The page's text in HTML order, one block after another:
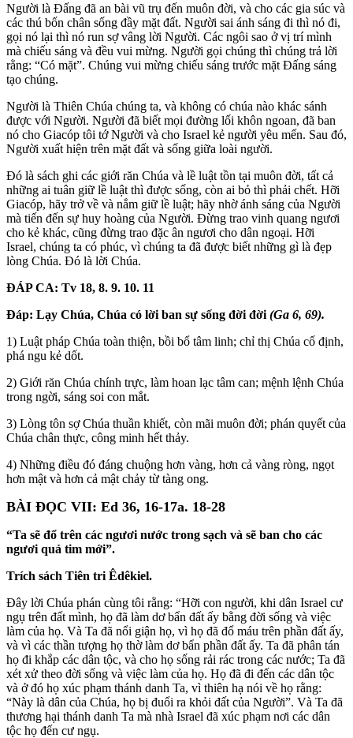
Người là Đấng đã an bài vũ trụ đến muôn đời, và cho các gia súc và
các thú bốn chân sống đầy mặt đất. Người sai ánh sáng đi thì nó đi,
gọi nó lại thì nó run sợ vâng lời Người. Các ngôi sao ở vị trí mình
mà chiếu sáng và đều vui mừng. Người gọi chúng thì chúng trả lời
rằng: “Có mặt”. Chúng vui mừng chiếu sáng trước mặt Đấng sáng
tạo chúng.
Người là Thiên Chúa chúng ta, và không có chúa nào khác sánh
được với Người. Người đã biết mọi đường lối khôn ngoan, đã ban
nó cho Giacóp tôi tớ Người và cho Israel kẻ người yêu mến. Sau đó,
Người xuất hiện trên mặt đất và sống giữa loài người.
Đó là sách ghi các giới răn Chúa và lề luật tồn tại muôn đời, tất cả
những ai tuân giữ lề luật thì được sống, còn ai bỏ thì phải chết. Hỡi
Giacóp, hãy trở về và nắm giữ lề luật; hãy nhờ ánh sáng của Người
mà tiến đến sự huy hoàng của Người. Đừng trao vinh quang ngươi
cho kẻ khác, cũng đừng trao đặc ân ngươi cho dân ngoại. Hỡi
Israel, chúng ta có phúc, vì chúng ta đã được biết những gì là đẹp
lòng Chúa. Đó là lời Chúa.
ĐÁP CA: Tv 18, 8. 9. 10. 11
Đáp: Lạy Chúa, Chúa có lời ban sự sống đời đời (Ga 6, 69).
1) Luật pháp Chúa toàn thiện, bồi bổ tâm linh; chỉ thị Chúa cố định,
phá ngu kẻ dốt.
2) Giới răn Chúa chính trực, làm hoan lạc tâm can; mệnh lệnh Chúa
trong ngời, sáng soi con mắt.
3) Lòng tôn sợ Chúa thuần khiết, còn mãi muôn đời; phán quyết của
Chúa chân thực, công minh hết thảy.
4) Những điều đó đáng chuộng hơn vàng, hơn cả vàng ròng, ngọt
hơn mật và hơn cả mật chảy từ tàng ong.
BÀI ĐỌC VII: Ed 36, 16-17a. 18-28
“Ta sẽ đổ trên các ngươi nước trong sạch và sẽ ban cho các
ngươi quả tim mới”.
Trích sách Tiên tri Êdêkiel.
Đây lời Chúa phán cùng tôi rằng: “Hỡi con người, khi dân Israel cư
ngụ trên đất mình, họ đã làm dơ bẩn đất ấy bằng đời sống và việc
làm của họ. Và Ta đã nổi giận họ, vì họ đã đổ máu trên phần đất ấy,
và vì các thần tượng họ thờ làm dơ bẩn phần đất ấy. Ta đã phân tán
họ đi khắp các dân tộc, và cho họ sống rải rác trong các nước; Ta đã
xét xử theo đời sống và việc làm của họ. Họ đã đi đến các dân tộc
và ở đó họ xúc phạm thánh danh Ta, vì thiên hạ nói về họ rằng:
“Này là dân của Chúa, họ bị đuổi ra khỏi đất của Người”. Và Ta đã
thương hại thánh danh Ta mà nhà Israel đã xúc phạm nơi các dân
tộc họ đến cư ngụ.